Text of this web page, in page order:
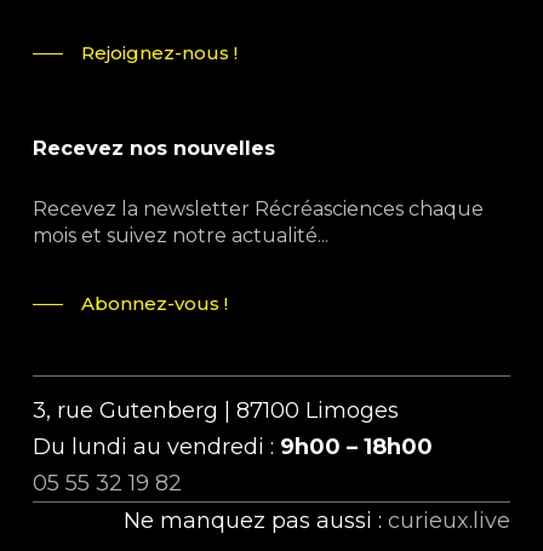
Rejoignez-nous !
Recevez nos nouvelles
Recevez la newsletter Récréasciences chaque
mois et suivez notre actualité...
Abonnez-vous !
3, rue Gutenberg | 87100 Limoges
Du lundi au vendredi : 9h00 – 18h00
05 55 32 19 82
Ne manquez pas aussi :curieux.live